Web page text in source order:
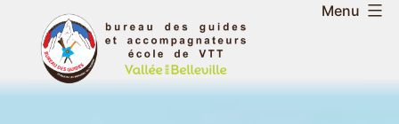
contentBelleville
Valley
Menu